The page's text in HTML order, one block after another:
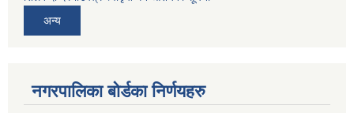
अन्य
नगरपालिका बोर्डका निर्णयहरु